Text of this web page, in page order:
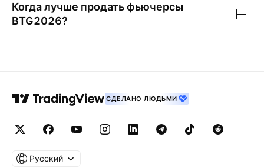
Когда лучше продать фьючерсы
BTG2026?
СДЕЛАНО ЛЮДЬМИ
Русский